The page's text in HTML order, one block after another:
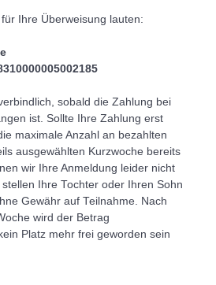
Ihre Überweisung lauten:
sobald die Zahlung bei
ist. Sollte Ihre Zahlung erst
maximale Anzahl an bezahlten
ausgewählten Kurzwoche bereits
wir Ihre Anmeldung leider nicht
Ihre Tochter oder Ihren Sohn
Gewähr auf Teilnahme. Nach
wird der Betrag
Platz mehr frei geworden sein